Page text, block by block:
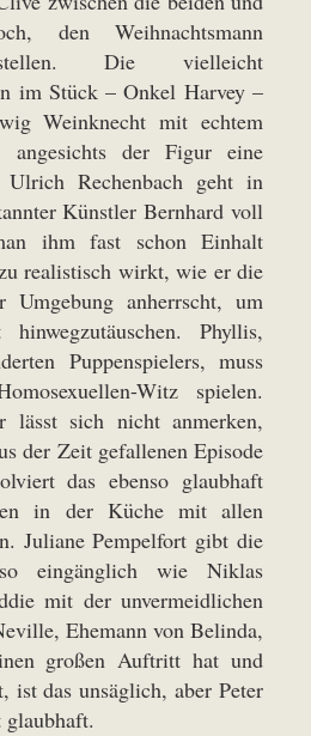
den Weihnachtsmann
Die vielleicht
im Stück – Onkel Harvey –
Weinknecht mit echtem
der Figur eine
Rechenbach geht in
Künstler Bernhard voll
ihm fast schon Einhalt
realistisch wirkt, wie er die
Umgebung anherrscht, um
Phyllis,
Puppenspielers, muss
Witz spielen.
lässt sich nicht anmerken,
der Zeit gefallenen Episode
das ebenso glaubhaft
in der Küche mit allen
Juliane Pempelfort gibt die
eingänglich wie Niklas
mit der unvermeidlichen
Ehemann von Belinda,
großen Auftritt hat und
ist das unsäglich, aber Peter